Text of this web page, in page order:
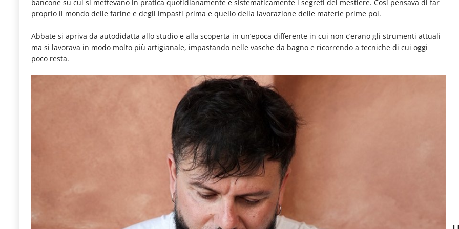
le
del
comparto
Horeca.
bancone su cui si mettevano in pratica quotidianamente e sistematicamente i segreti del mestiere. Così pensava di far
proprio il mondo delle farine e degli impasti prima e quello della lavorazione delle materie prime poi.
Abbate si apriva da autodidatta allo studio e alla scoperta in un’epoca differente in cui non c’erano gli strumenti attuali
ma si lavorava in modo molto più artigianale, impastando nelle vasche da bagno e ricorrendo a tecniche di cui oggi
poco resta.